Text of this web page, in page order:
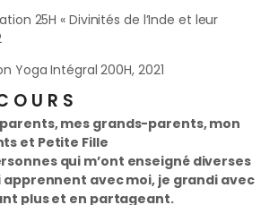
25H « Divinités de l’Inde et leur
Yoga Intégral 200H, 2021
mes grands-parents, mon
et Petite Fille
qui m’ont enseigné diverses
apprennent avec moi, je grandi avec
plus et en partageant.